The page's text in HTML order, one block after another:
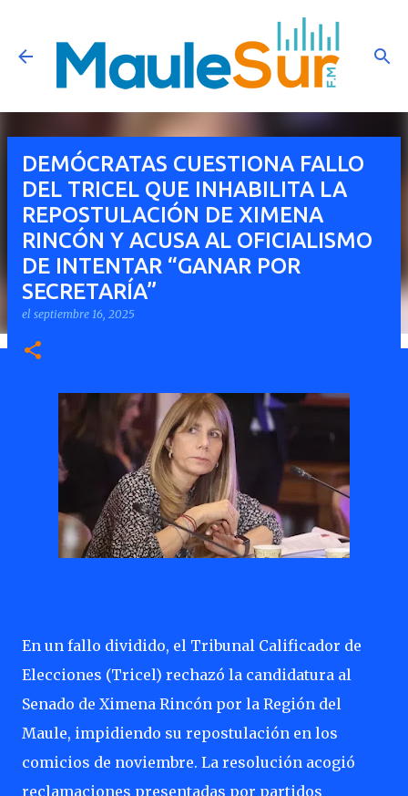
Ir al contenido principal
DEMÓCRATAS CUESTIONA FALLO
DEL TRICEL QUE INHABILITA LA
REPOSTULACIÓN DE XIMENA
RINCÓN Y ACUSA AL OFICIALISMO
DE INTENTAR “GANAR POR
SECRETARÍA”
el septiembre 16, 2025
En un fallo dividido, el Tribunal Calificador de
Elecciones (Tricel) rechazó la candidatura al
Senado de Ximena Rincón por la Región del
Maule, impidiendo su repostulación en los
comicios de noviembre. La resolución acogió
reclamaciones presentadas por partidos